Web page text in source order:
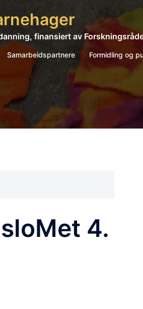
finansiert av
Samarbeidspartnere Formidling og
4.